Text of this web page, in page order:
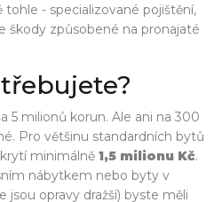
- specializované pojištění,
škody způsobené na pronajaté
5 milionů korun. Ale ani na 300
Pro většinu standardních bytů
minimálně 1,5 milionu Kč.
nábytkem nebo byty v
jsou opravy dražší) byste měli